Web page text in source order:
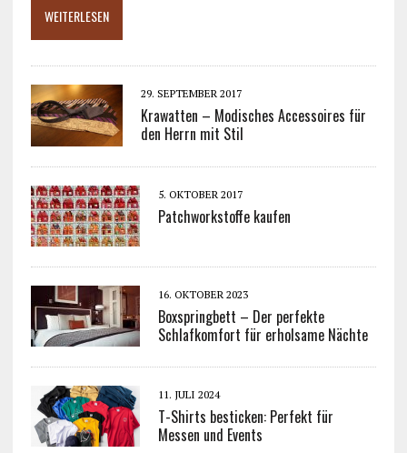
WEITERLESEN
29. SEPTEMBER 2017
Krawatten – Modisches Accessoires für
den Herrn mit Stil
5. OKTOBER 2017
Patchworkstoffe kaufen
16. OKTOBER 2023
Boxspringbett – Der perfekte
Schlafkomfort für erholsame Nächte
11. JULI 2024
T-Shirts besticken: Perfekt für
Messen und Events